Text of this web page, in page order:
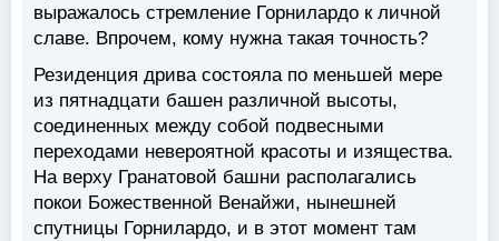
выражалось стремление Горнилардо к личной
славе. Впрочем, кому нужна такая точность?
Резиденция дрива состояла по меньшей мере
из пятнадцати башен различной высоты,
соединенных между собой подвесными
переходами невероятной красоты и изящества.
На верху Гранатовой башни располагались
покои Божественной Венайжи, нынешней
спутницы Горнилардо, и в этот момент там